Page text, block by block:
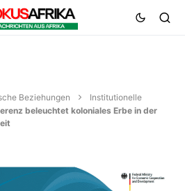
Beziehungen
Institutionelle
beleuchtet koloniales Erbe in der